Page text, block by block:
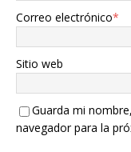
Correo electrónico*
Sitio web
Guarda mi
navegador para la